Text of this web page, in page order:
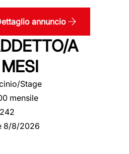
annuncio
A
Stage
mensile
8/8/2026